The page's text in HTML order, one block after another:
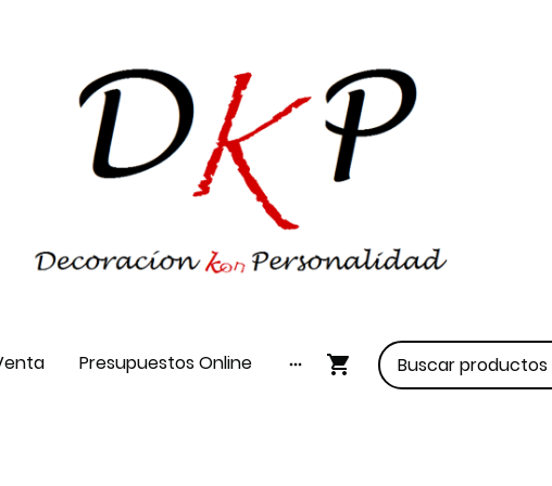
Presupuestos Online